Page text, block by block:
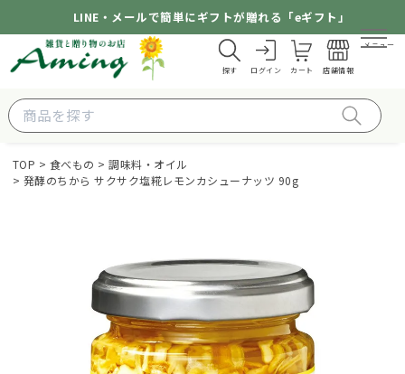
LINE・メールで簡単にギフトが贈れる「eギフト」
探す ログイン カート 店舗情報
メニュー
TOP 食べもの
調味料・オイル
発酵のちから サクサク塩糀レモンカシューナッツ 90g